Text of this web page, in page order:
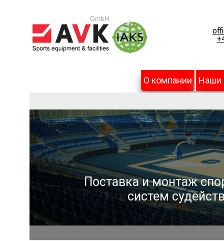
О компании Наши
Поставка и монтаж
систем